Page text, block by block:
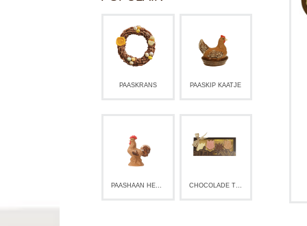
PAASKRANS PAASKIP KAATJE
PAASHAAN HERMAN HAAN CHOCOLADE TULPEN